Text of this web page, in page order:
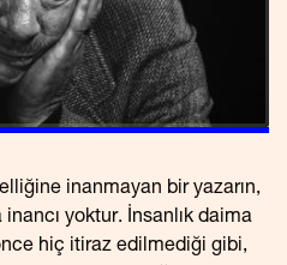
inanmayan bir yazarın,
yoktur. İnsanlık daima
hiç itiraz edilmediği gibi,